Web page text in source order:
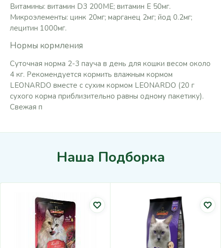
Витамины: витамин D3 200ME; витамин E 50мг.
Микроэлементы: цинк 20мг; марганец 2мг; йод 0.2мг;
лецитин 1000мг.
Нормы кормления
Суточная норма 2-3 пауча в день для кошки весом около
4 кг. Рекомендуется кормить влажным кормом
LEONARDO вместе с сухим кормом LEONARDO (20 г
сухого корма приблизительно равны одному пакетику).
Свежая п
Наша Подборка